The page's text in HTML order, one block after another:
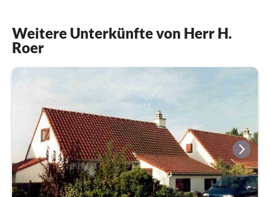
Weitere Unterkünfte von Herr H.
Roer